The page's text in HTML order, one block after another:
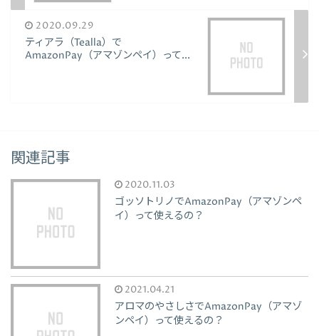
2020.09.29
ティアラ（Tealla）で
AmazonPay（アマゾンペイ）って...
関連記事
2020.11.03
ゴッソトリノでAmazonPay（アマゾンペ
イ）って使えるの？
2021.04.21
アロマのやさしさでAmazonPay（アマゾ
ンペイ）って使えるの？